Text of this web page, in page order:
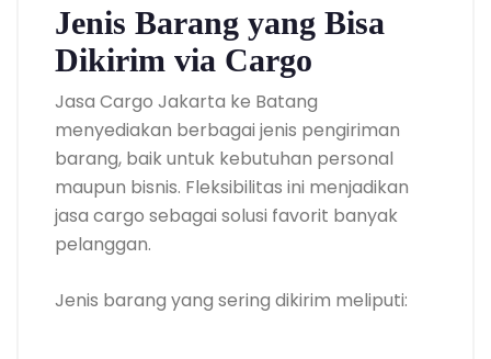
Jenis Barang yang Bisa
Dikirim via Cargo
Jasa Cargo Jakarta ke Batang
menyediakan berbagai jenis pengiriman
barang, baik untuk kebutuhan personal
maupun bisnis. Fleksibilitas ini menjadikan
jasa cargo sebagai solusi favorit banyak
pelanggan.
Jenis barang yang sering dikirim meliputi: